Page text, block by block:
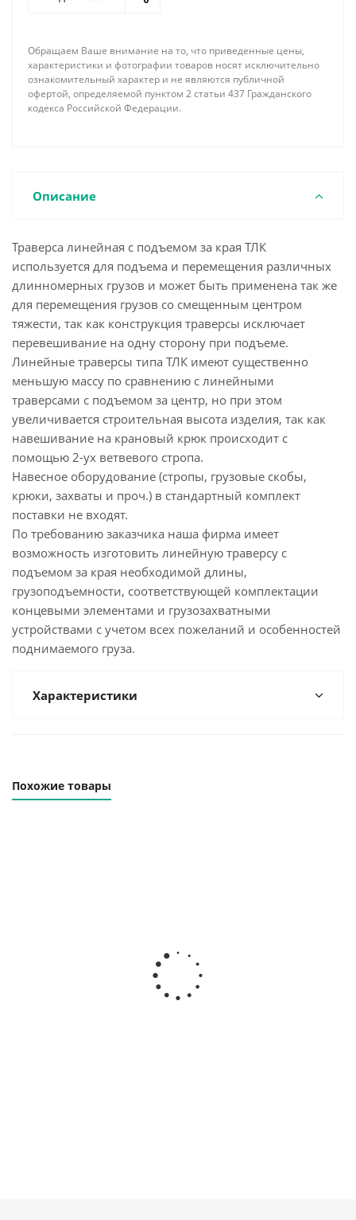
крюки, захваты и проч.) в стандартный комплект
поставки не входят.
По требованию заказчика наша фирма имеет
возможность изготовить линейную траверсу с
грузозахватными устройствами с учетом всех
Обращаем Ваше внимание на то, что приведенные цены,
характеристики и фотографии товаров носят исключительно
ознакомительный характер и не являются публичной
офертой, определяемой пунктом 2 статьи 437 Гражданского
кодекса Российской Федерации.
Описание
Траверса линейная с подъемом за края ТЛК
используется для подъема и перемещения различных
длинномерных грузов и может быть применена так же
для перемещения грузов со смещенным центром
тяжести, так как конструкция траверсы исключает
перевешивание на одну сторону при подъеме.
Линейные траверсы типа ТЛК имеют существенно
меньшую массу по сравнению с линейными
траверсами с подъемом за центр, но при этом
увеличивается строительная высота изделия, так как
навешивание на крановый крюк происходит с
помощью 2-ух ветвевого стропа.
Навесное оборудование (стропы, грузовые скобы,
крюки, захваты и проч.) в стандартный комплект
поставки не входят.
По требованию заказчика наша фирма имеет
возможность изготовить линейную траверсу с
подъемом за края необходимой длины,
грузоподъемности, соответствующей комплектации
концевыми элементами и грузозахватными
устройствами с учетом всех пожеланий и особенностей
поднимаемого груза.
Характеристики
Похожие товары